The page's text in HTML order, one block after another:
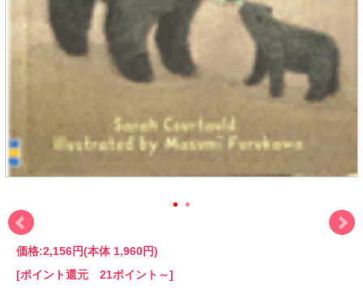
価格:2,156円(本体 1,960円)
[ポイント還元 21ポイント～]